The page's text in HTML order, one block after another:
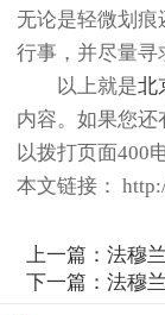
无论是轻微划
行事，并尽量寻
以上就是北
内容。如果您
以拨打页面400
本文链接：
上一篇：法穆
下一篇：法穆